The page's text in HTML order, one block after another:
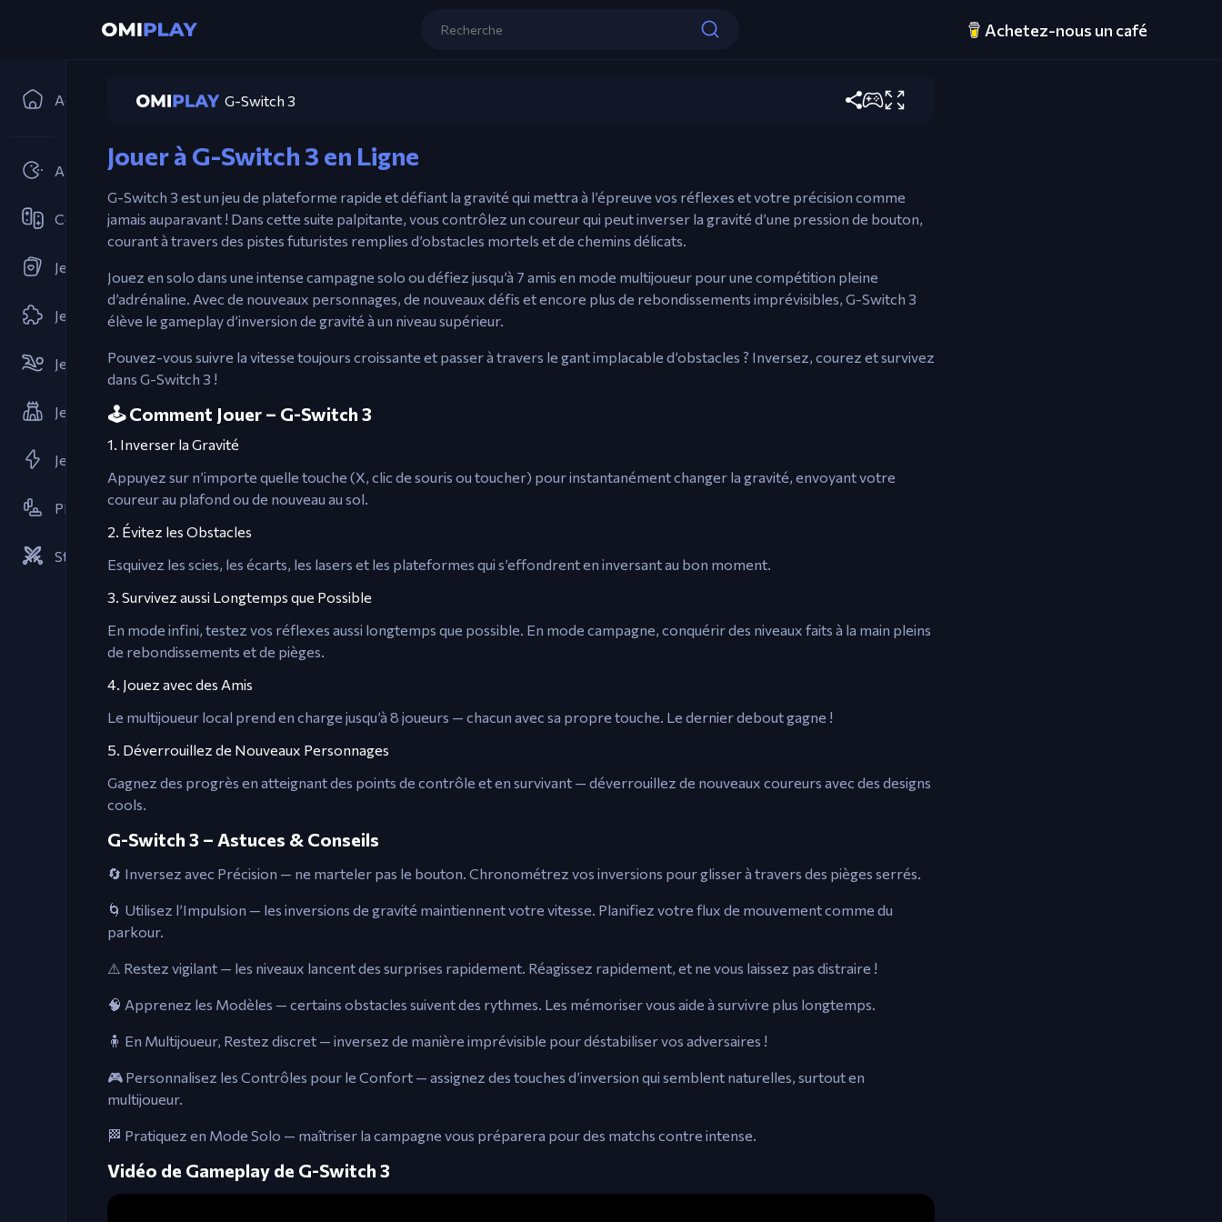
Achetez-nous un café
Accueil
Arcades
Coopératif
Jeux de Cartes
Jeux de Puzzle
Jeux de Sports
Jeux de Tower Defense
Jeux Flash
Plateforme
Stratégies
G-Switch 3
Jouer à G-Switch 3 en Ligne
G-Switch 3 est un jeu de plateforme rapide et défiant la gravité qui mettra à l’épreuve vos réflexes et votre précision comme
jamais auparavant ! Dans cette suite palpitante, vous contrôlez un coureur qui peut inverser la gravité d’une pression de bouton,
courant à travers des pistes futuristes remplies d’obstacles mortels et de chemins délicats.
Jouez en solo dans une intense campagne solo ou défiez jusqu’à 7 amis en mode multijoueur pour une compétition pleine
d’adrénaline. Avec de nouveaux personnages, de nouveaux défis et encore plus de rebondissements imprévisibles, G-Switch 3
élève le gameplay d’inversion de gravité à un niveau supérieur.
Pouvez-vous suivre la vitesse toujours croissante et passer à travers le gant implacable d’obstacles ? Inversez, courez et survivez
dans G-Switch 3 !
🕹️ Comment Jouer – G-Switch 3
1. Inverser la Gravité
Appuyez sur n’importe quelle touche (X, clic de souris ou toucher) pour instantanément changer la gravité, envoyant votre
coureur au plafond ou de nouveau au sol.
2. Évitez les Obstacles
Esquivez les scies, les écarts, les lasers et les plateformes qui s’effondrent en inversant au bon moment.
3. Survivez aussi Longtemps que Possible
En mode infini, testez vos réflexes aussi longtemps que possible. En mode campagne, conquérir des niveaux faits à la main pleins
de rebondissements et de pièges.
4. Jouez avec des Amis
Le multijoueur local prend en charge jusqu’à 8 joueurs — chacun avec sa propre touche. Le dernier debout gagne !
5. Déverrouillez de Nouveaux Personnages
Gagnez des progrès en atteignant des points de contrôle et en survivant — déverrouillez de nouveaux coureurs avec des designs
cools.
G-Switch 3 – Astuces & Conseils
🔄 Inversez avec Précision — ne marteler pas le bouton. Chronométrez vos inversions pour glisser à travers des pièges serrés.
🌀 Utilisez l’Impulsion — les inversions de gravité maintiennent votre vitesse. Planifiez votre flux de mouvement comme du
parkour.
⚠️ Restez vigilant — les niveaux lancent des surprises rapidement. Réagissez rapidement, et ne vous laissez pas distraire !
🧠 Apprenez les Modèles — certains obstacles suivent des rythmes. Les mémoriser vous aide à survivre plus longtemps.
🧍 En Multijoueur, Restez discret — inversez de manière imprévisible pour déstabiliser vos adversaires !
🎮 Personnalisez les Contrôles pour le Confort — assignez des touches d’inversion qui semblent naturelles, surtout en
multijoueur.
🏁 Pratiquez en Mode Solo — maîtriser la campagne vous préparera pour des matchs contre intense.
Vidéo de Gameplay de G-Switch 3